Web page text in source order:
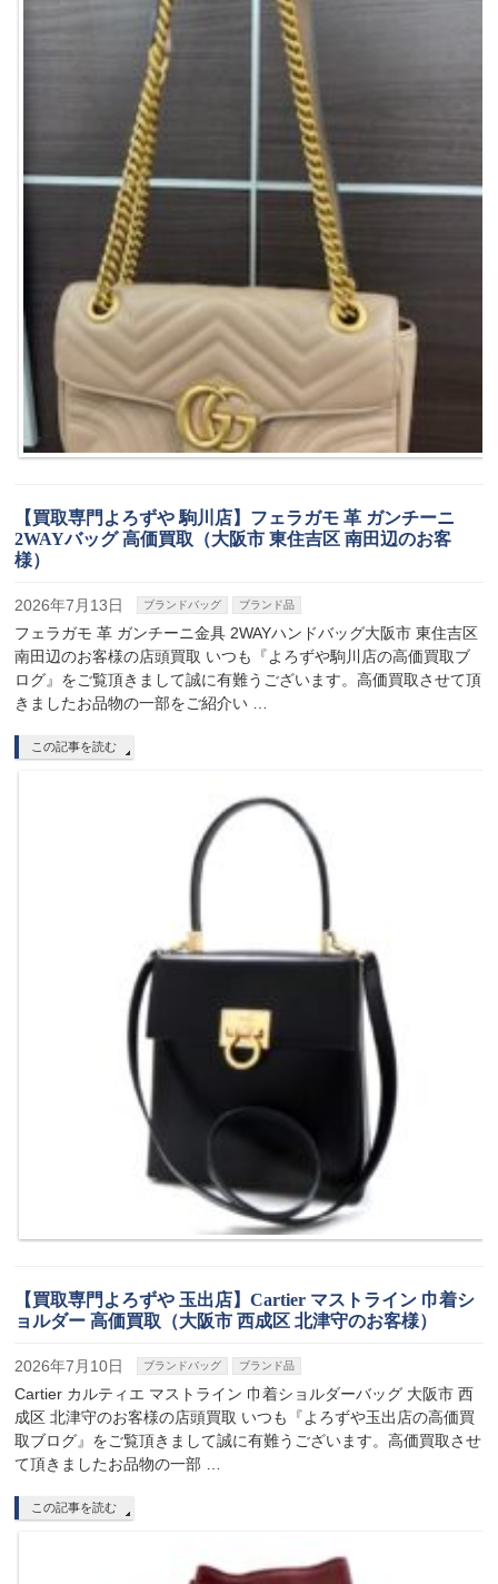
【買取専門よろずや 駒川店】フェラガモ 革 ガンチーニ
2WAYバッグ 高価買取（大阪市 東住吉区 南田辺のお客
様）
2026年7月13日 ブランドバッグ ブランド品
フェラガモ 革 ガンチーニ金具 2WAYハンドバッグ大阪市 東住吉区
南田辺のお客様の店頭買取 いつも『よろずや駒川店の高価買取ブ
ログ』をご覧頂きまして誠に有難うございます。高価買取させて頂
きましたお品物の一部をご紹介い …
この記事を読む
【買取専門よろずや 玉出店】Cartier マストライン 巾着シ
ョルダー 高価買取（大阪市 西成区 北津守のお客様）
2026年7月10日 ブランドバッグ ブランド品
Cartier カルティエ マストライン 巾着ショルダーバッグ 大阪市 西
成区 北津守のお客様の店頭買取 いつも『よろずや玉出店の高価買
取ブログ』をご覧頂きまして誠に有難うございます。高価買取させ
て頂きましたお品物の一部 …
この記事を読む